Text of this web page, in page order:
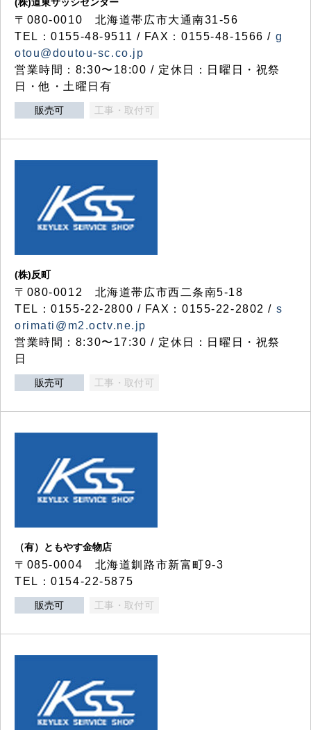
〒080-0010 北海道帯広市大通南31-56
TEL：0155-48-9511 / FAX：0155-48-1566 / g
otou@doutou-sc.co.jp
営業時間：8:30〜18:00 / 定休日：日曜日・祝祭
日・他・土曜日有
販売可 工事・取付可
(株)反町
〒080-0012 北海道帯広市西二条南5-18
TEL：0155-22-2800 / FAX：0155-22-2802 / s
orimati@m2.octv.ne.jp
営業時間：8:30〜17:30 / 定休日：日曜日・祝祭
日
販売可 工事・取付可
（有）ともやす金物店
〒085-0004 北海道釧路市新富町9-3
TEL：0154-22-5875
販売可 工事・取付可